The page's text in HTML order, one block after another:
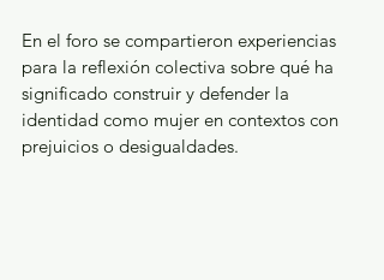
En el foro se compartieron experiencias
para la reflexión colectiva sobre qué ha
significado construir y defender la
identidad como mujer en contextos con
prejuicios o desigualdades.